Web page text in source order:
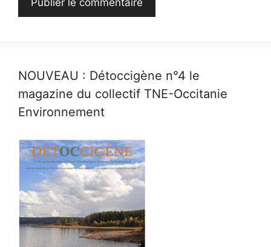
NOUVEAU : Détoccigène n°4 le
magazine du collectif TNE-Occitanie
Environnement